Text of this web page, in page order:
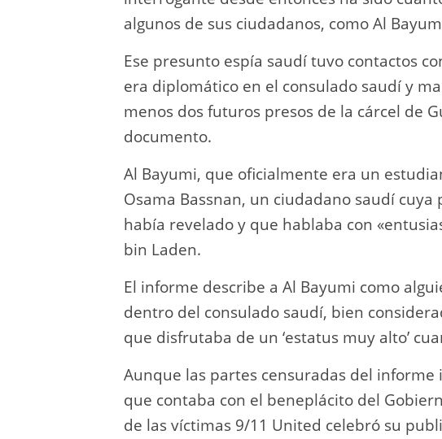
algunos de sus ciudadanos, como Al
Ese presunto espía saudí tuvo contactos
era diplomático en el consulado saudí y
menos dos futuros presos de la cárcel de
documento.
Al Bayumi, que oficialmente era un
Osama Bassnan, un ciudadano saudí cuya
había revelado y que hablaba con
bin Laden.
El informe describe a Al Bayumi como
dentro del consulado saudí, bien
que disfrutaba de un ‘estatus muy alto’
Aunque las partes censuradas del
que contaba con el beneplácito del
de las víctimas 9/11 United celebró su